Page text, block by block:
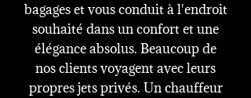
bagages et vous conduit à l'endroit
souhaité dans un confort et une
élégance absolus. Beaucoup de
nos clients voyagent avec leurs
propres jets privés. Un chauffeur